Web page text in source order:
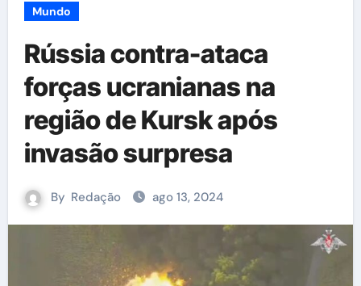
Mundo
Rússia contra-ataca
forças ucranianas na
região de Kursk após
invasão surpresa
By Redação ago 13, 2024